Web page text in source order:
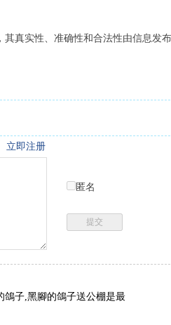
真实性、准确性和合法性由信息发
立即注册
匿名
鴿子,黑腳的鴿子送公棚是最